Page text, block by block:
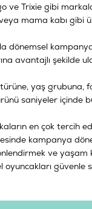
Trixie gibi
mama kabı gibi
dönemsel
avantajlı şekilde
yaş
saniyeler içinde
en çok tercih
kampanya
ve yaşam